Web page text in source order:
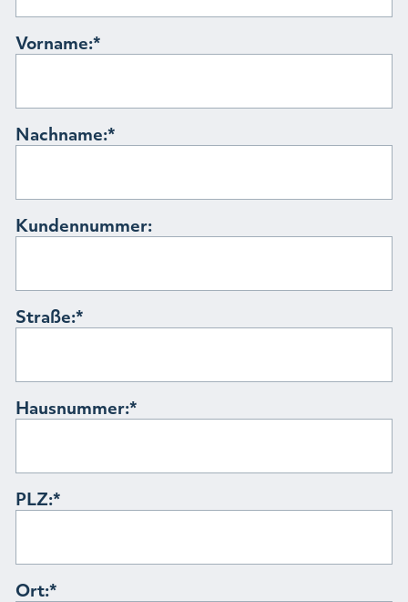
Vorname:
Nachname:
Kundennummer:
Straße:
Hausnummer:
PLZ:
Ort: